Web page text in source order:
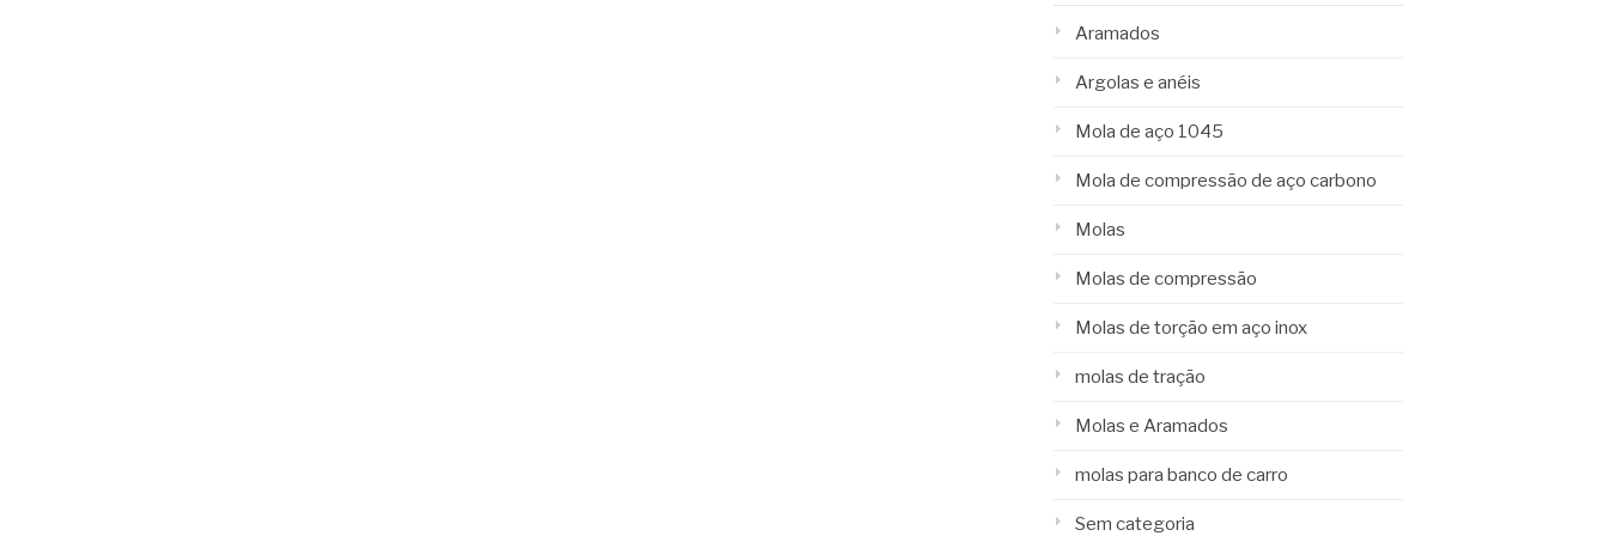
Aramados
Argolas e anéis
Mola de aço 1045
Mola de compressão de aço carbono
Molas
Molas de compressão
Molas de torção em aço inox
molas de tração
Molas e Aramados
molas para banco de carro
Sem categoria